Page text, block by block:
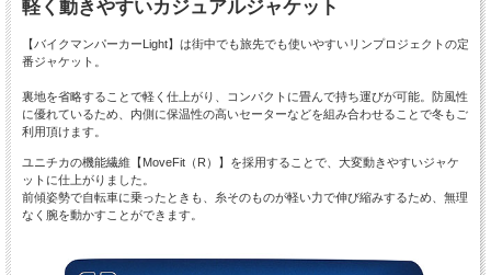
軽く動きやすいカジュアルジャケット
【バイクマンパーカーLight】は街中でも旅先でも使いやすいリンプロジェクトの定
番ジャケット。
裏地を省略することで軽く仕上がり、コンパクトに畳んで持ち運びが可能。防風性
に優れているため、内側に保温性の高いセーターなどを組み合わせることで冬もご
利用頂けます。
ユニチカの機能繊維【MoveFit（R）】を採用することで、大変動きやすいジャケ
ットに仕上がりました。
前傾姿勢で自転車に乗ったときも、糸そのものが軽い力で伸び縮みするため、無理
なく腕を動かすことができます。